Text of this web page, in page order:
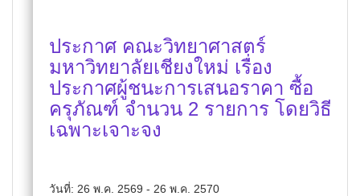
ประกาศ คณะวิทยาศาสตร์
มหาวิทยาลัยเชียงใหม่ เรื่อง
ประกาศผู้ชนะการเสนอราคา ซื้อ
ครุภัณฑ์ จำนวน 2 รายการ โดยวิธี
เฉพาะเจาะจง
วันที่: 26 พ.ค. 2569 - 26 พ.ค. 2570